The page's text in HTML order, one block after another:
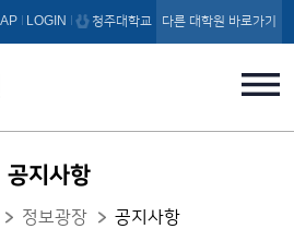
본문 바로가기
LOGIN 청주대학교 다른 대학원 바로가기
공지사항
정보광장 공지사항